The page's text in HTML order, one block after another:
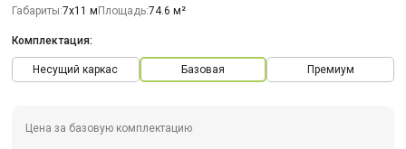
Габариты:7х11 м Площадь:74.6 м²
Комплектация:
Несущий каркас Базовая Премиум
Цена за базовую комплектацию